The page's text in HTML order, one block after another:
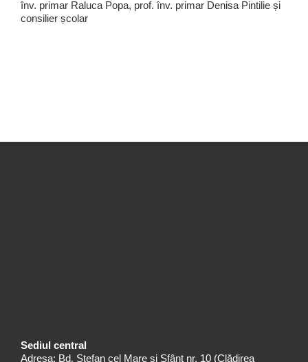
înv. primar Raluca Popa, prof. înv. primar Denisa Pintilie și
consilier școlar
Sediul central
Adresa: Bd. Ștefan cel Mare și Sfânt nr. 10 (Clădirea